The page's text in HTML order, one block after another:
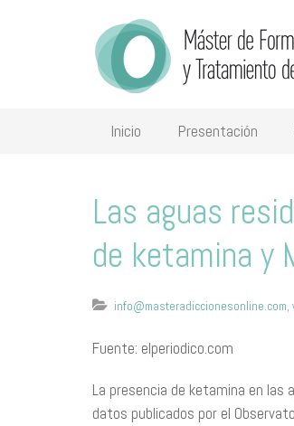
Inicio Presentación
Las aguas
de ketamina y
info@masteradiccionesonline.com,
Fuente: elperiodico.com
La presencia de ketamina en las
datos publicados por el